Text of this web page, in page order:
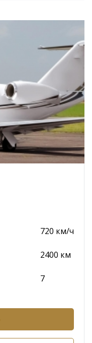
720 км/ч
2400 км
7